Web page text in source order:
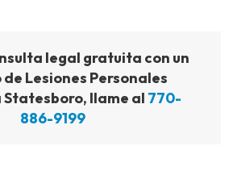
legal gratuita con un
Lesiones Personales
llame al 770-
886-9199